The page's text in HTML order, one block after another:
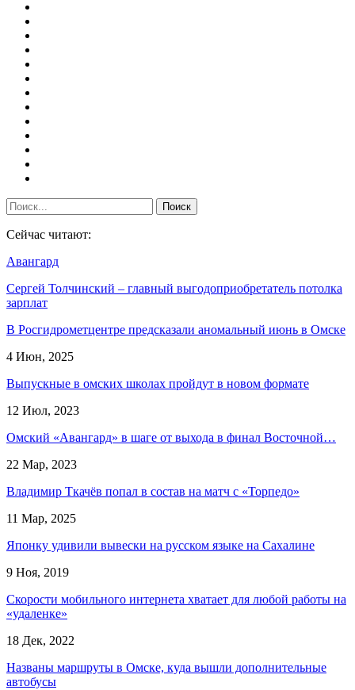
Сейчас читают:
Авангард
Сергей Толчинский – главный выгодоприобретатель потолка
зарплат
В Росгидрометцентре предсказали аномальный июнь в Омске
4 Июн, 2025
Выпускные в омских школах пройдут в новом формате
12 Июл, 2023
Омский «Авангард» в шаге от выхода в финал Восточной…
22 Мар, 2023
Владимир Ткачёв попал в состав на матч с «Торпедо»
11 Мар, 2025
Японку удивили вывески на русском языке на Сахалине
9 Ноя, 2019
Скорости мобильного интернета хватает для любой работы на
«удаленке»
18 Дек, 2022
Названы маршруты в Омске, куда вышли дополнительные
автобусы